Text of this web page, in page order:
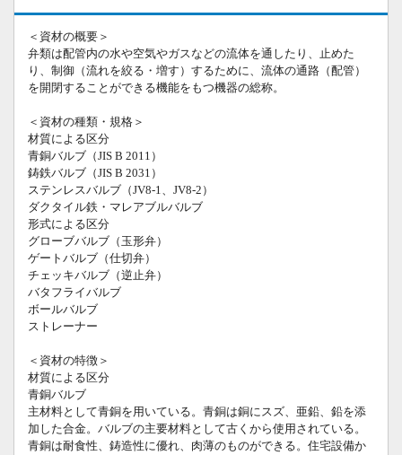
＜資材の概要＞
弁類は配管内の水や空気やガスなどの流体を通したり、止めた
り、制御（流れを絞る・増す）するために、流体の通路（配管）
を開閉することができる機能をもつ機器の総称。
＜資材の種類・規格＞
材質による区分
青銅バルブ（JIS B 2011）
鋳鉄バルブ（JIS B 2031）
ステンレスバルブ（JV8-1、JV8-2）
ダクタイル鉄・マレアブルバルブ
形式による区分
グローブバルブ（玉形弁）
ゲートバルブ（仕切弁）
チェッキバルブ（逆止弁）
バタフライバルブ
ボールバルブ
ストレーナー
＜資材の特徴＞
材質による区分
青銅バルブ
主材料として青銅を用いている。青銅は銅にスズ、亜鉛、鉛を添
加した合金。バルブの主要材料として古くから使用されている。
青銅は耐食性、鋳造性に優れ、肉薄のものができる。住宅設備か